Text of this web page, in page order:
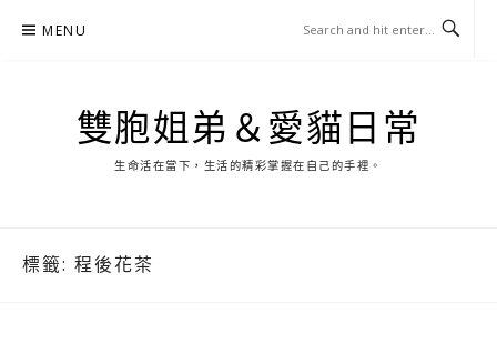
MENU
雙胞姐弟＆愛貓日常
生命活在當下，生活的精彩掌握在自己的手裡。
標籤: 程後花茶